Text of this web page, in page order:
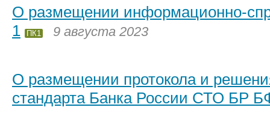
О размещении информационно-
1
ПК1 9 августа 2023
О размещении протокола и
стандарта Банка России СТО БР